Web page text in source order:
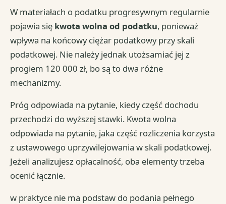
W materiałach o podatku progresywnym regularnie
pojawia się kwota wolna od podatku, ponieważ
wpływa na końcowy ciężar podatkowy przy skali
podatkowej. Nie należy jednak utożsamiać jej z
progiem 120 000 zł, bo są to dwa różne
mechanizmy.
Próg odpowiada na pytanie, kiedy część dochodu
przechodzi do wyższej stawki. Kwota wolna
odpowiada na pytanie, jaka część rozliczenia korzysta
z ustawowego uprzywilejowania w skali podatkowej.
Jeżeli analizujesz opłacalność, oba elementy trzeba
ocenić łącznie.
w praktyce nie ma podstaw do podania pełnego